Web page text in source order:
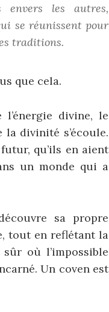
envers les autres,
se réunissent pour
traditions.
que cela.
divine, le
divinité s’écoule.
qu’ils en aient
un monde qui a
sa propre
tout en reflétant la
où l’impossible
Un coven est